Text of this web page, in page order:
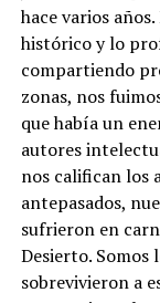
hace varios
histórico y lo
compartiendo
zonas, nos
que había un
autores
nos califican los
antepasados,
sufrieron en
Desierto. Somos
sobrevivieron a